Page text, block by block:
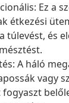
Ez a
étkezési
túlevést, és
A háló
vagy